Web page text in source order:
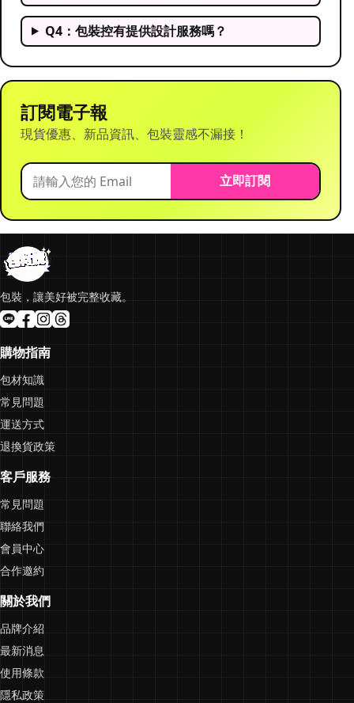
Q4：包裝控有提供設計服務嗎？
訂閱電子報
現貨優惠、新品資訊、包裝靈感不漏接！
立即訂閱
包裝，讓美好被完整收藏。
購物指南
包材知識
常見問題
運送方式
退換貨政策
客戶服務
常見問題
聯絡我們
會員中心
合作邀約
關於我們
品牌介紹
最新消息
使用條款
隱私政策